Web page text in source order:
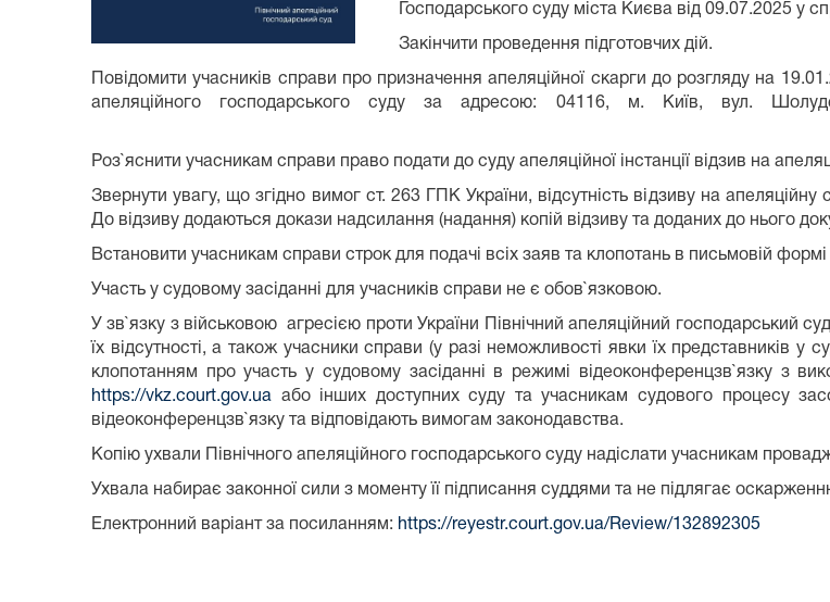
Господарського суду міста Києва від 09.07.2025 у
Закінчити проведення підготовчих дій.
Повідомити учасників справи про призначення апеляційної скарги до розгляду на
апеляційного господарського суду за адресою: 04116, м. Київ, вул.
Роз`яснити учасникам справи право подати до суду апеляційної інстанції відзив на
Звернути увагу, що згідно вимог ст. 263 ГПК України, відсутність відзиву на
До відзиву додаються докази надсилання (надання) копій відзиву та доданих до нього
Встановити учасникам справи строк для подачі всіх заяв та клопотань в письмовій
Участь у судовому засіданні для учасників справи не є обов`язковою.
У зв`язку з військовою агресією проти України Північний апеляційний господарський
їх відсутності, а також учасники справи (у разі неможливості явки їх представників
клопотанням про участь у судовому засіданні в режимі відеоконференцзв`язку з
https://vkz.court.gov.ua або інших доступних суду та учасникам судового процесу
відеоконференцзв`язку та відповідають вимогам законодавства.
Копію ухвали Північного апеляційного господарського суду надіслати учасникам
Ухвала набирає законної сили з моменту її підписання суддями та не підлягає
Електронний варіант за посиланням: https://reyestr.court.gov.ua/Review/132892305